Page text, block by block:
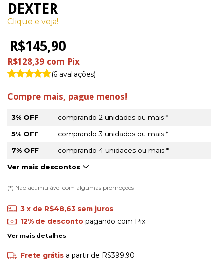
DEXTER
Clique e veja!
R$145,90
R$128,39 com Pix
(6 avaliações)
Compre mais, pague menos!
3% OFF
comprando 2 unidades ou mais *
5% OFF
comprando 3 unidades ou mais *
7% OFF
comprando 4 unidades ou mais *
Ver mais descontos
(*) Não acumulável com algumas promoções
3 x de R$48,63 sem juros
12% de descontopagando com Pix
Ver mais detalhes
Frete grátis a partir de R$399,90